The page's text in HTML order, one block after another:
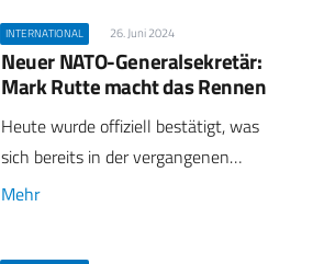
INTERNATIONAL 26. Juni 2024
Neuer NATO-Generalsekretär:
Mark Rutte macht das Rennen
Heute wurde offiziell bestätigt, was
sich bereits in der vergangenen…
Mehr